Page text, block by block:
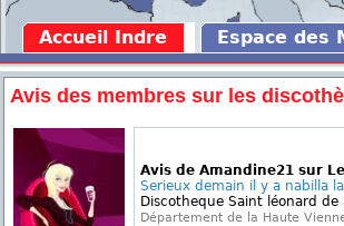
Accueil Indre Espace des
Avis des membres sur les
Avis de Amandine21 sur
Serieux demain il y a nabilla
Discotheque Saint léonard de
Département de la Haute